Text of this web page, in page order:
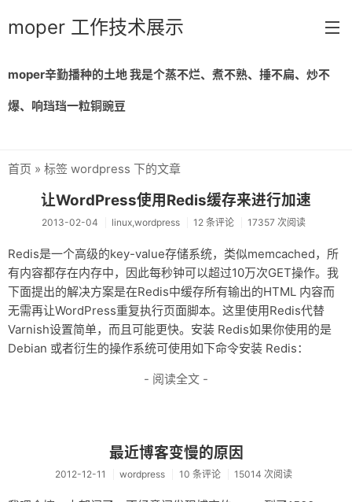
moper 工作技术展示
moper辛勤播种的土地 我是个蒸不烂、煮不熟、捶不扁、炒不
爆、响珰珰一粒铜豌豆
首页 » 标签 wordpress 下的文章
让WordPress使用Redis缓存来进行加速
2013-02-04 linux,wordpress 12 条评论 17357 次阅读
Redis是一个高级的key-value存储系统，类似memcached，所
有内容都存在内存中，因此每秒钟可以超过10万次GET操作。我
下面提出的解决方案是在Redis中缓存所有输出的HTML 内容而
无需再让WordPress重复执行页面脚本。这里使用Redis代替
Varnish设置简单，而且可能更快。安装 Redis如果你使用的是
Debian 或者衍生的操作系统可使用如下命令安装 Redis：
- 阅读全文 -
最近博客变慢的原因
2012-12-11 wordpress 10 条评论 15014 次阅读